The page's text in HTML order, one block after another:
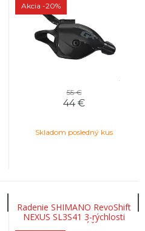
Akcia -20%
55 €
44 €
Skladom posledný kus
Radenie SHIMANO RevoShift
NEXUS SL3S41 3-rýchlosti
+KABELÁŽ